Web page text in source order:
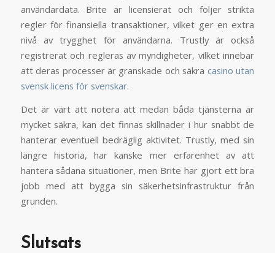
användardata. Brite är licensierat och följer strikta
regler för finansiella transaktioner, vilket ger en extra
nivå av trygghet för användarna. Trustly är också
registrerat och regleras av myndigheter, vilket innebär
att deras processer är granskade och säkra casino utan
svensk licens för svenskar.
Det är värt att notera att medan båda tjänsterna är
mycket säkra, kan det finnas skillnader i hur snabbt de
hanterar eventuell bedräglig aktivitet. Trustly, med sin
längre historia, har kanske mer erfarenhet av att
hantera sådana situationer, men Brite har gjort ett bra
jobb med att bygga sin säkerhetsinfrastruktur från
grunden.
Slutsats